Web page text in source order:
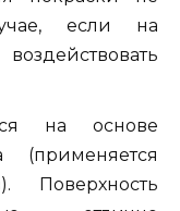
если на
на основе
Поверхность